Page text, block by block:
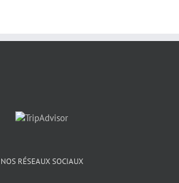
NOS RÉSEAUX SOCIAUX